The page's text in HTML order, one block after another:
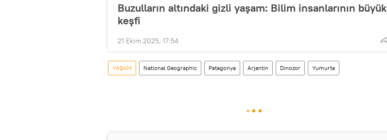
Buzulların altındaki gizli yaşam: Bilim insanlarının büyük
keşfi
21 Ekim 2025, 17:54
YAŞAM National Geographic Patagonya Arjantin Dinozor Yumurta